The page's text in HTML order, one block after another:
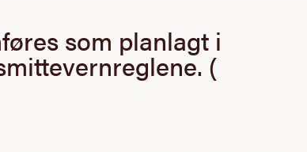
som planlagt i
(